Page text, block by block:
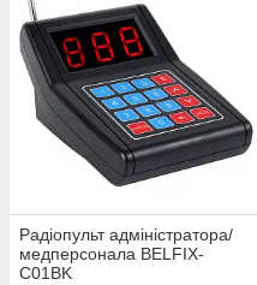
Радіопульт адміністратора/
медперсонала BELFIX-
C01BK